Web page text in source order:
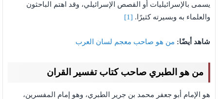
يسمى بالإسرائيليات أو القصص الإسرائيلي، وقد اهتم الباحثون
والعلماء به وبسيرته كثيرًا. [1]
شاهد أيضًا: من هو صاحب معجم لسان العرب
من هو الطبري صاحب كتاب تفسير القران
هو الإمام أبو جعفر محمد بن جرير الطبري، وهو إمام المفسرين،